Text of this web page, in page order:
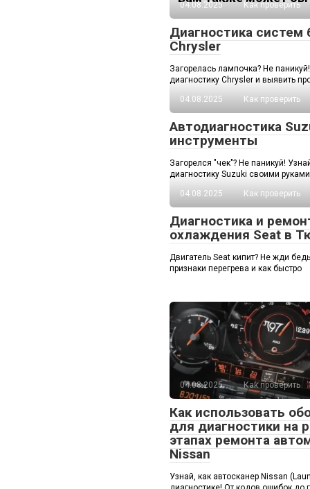
04.08.2025 Как проверить
Диагностика систем
Chrysler
Загорелась лампочка? Не
диагностику Chrysler и выявить
04.08.2025
Как проверить
Автодиагностика
инструменты
Загорелся "чек"? Не паникуй!
диагностику Suzuki своими
04.08.2025
Как проверить
Диагностика и
охлаждения Seat в
Двигатель Seat кипит? Не жди
признаки перегрева и как быстро
04.08.2025 Как проверить
Как использовать
для диагностики на
этапах ремонта
Nissan
Узнай, как автосканер Nissan